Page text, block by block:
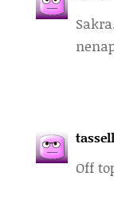
Off